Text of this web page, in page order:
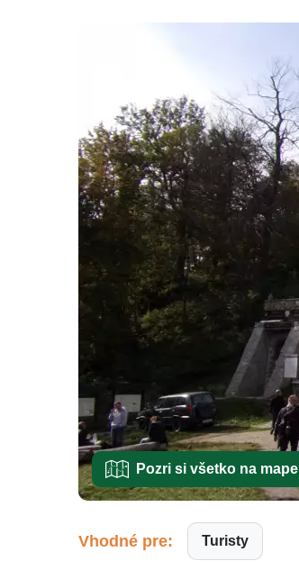
Pozri si všetko na mape
Vhodné pre: Turisty